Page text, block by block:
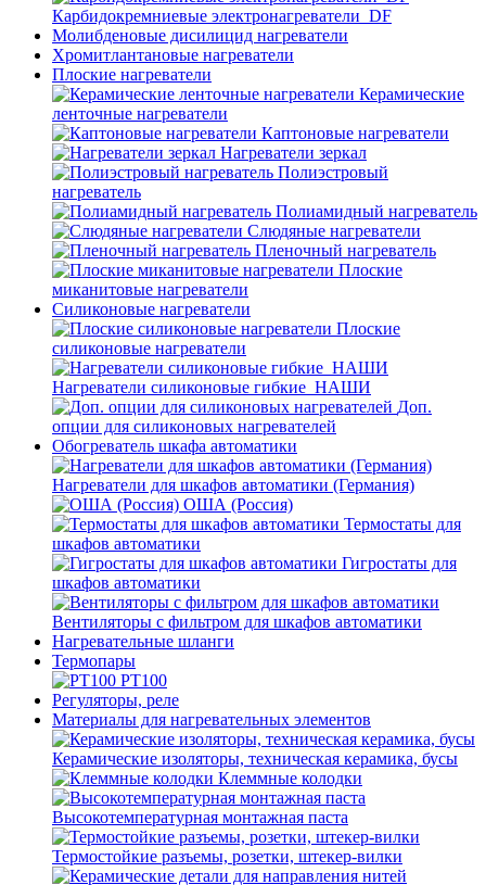
Карбидокремниевые электронагреватели_DF
Молибденовые дисилицид нагреватели
Хромитлантановые нагреватели
Плоские нагреватели
Керамические
ленточные нагреватели
Каптоновые нагреватели
Нагреватели зеркал
Полиэстровый
нагреватель
Полиамидный нагреватель
Слюдяные нагреватели
Пленочный нагреватель
Плоские
миканитовые нагреватели
Силиконовые нагреватели
Плоские
силиконовые нагреватели
Нагреватели силиконовые гибкие_НАШИ
Доп.
опции для силиконовых нагревателей
Обогреватель шкафа автоматики
Нагреватели для шкафов автоматики (Германия)
ОША (Россия)
Термостаты для
шкафов автоматики
Гигростаты для
шкафов автоматики
Вентиляторы с фильтром для шкафов автоматики
Нагревательные шланги
Термопары
PT100
Регуляторы, реле
Материалы для нагревательных элементов
Керамические изоляторы, техническая керамика, бусы
Клеммные колодки
Высокотемпературная монтажная паста
Термостойкие разъемы, розетки, штекер-вилки